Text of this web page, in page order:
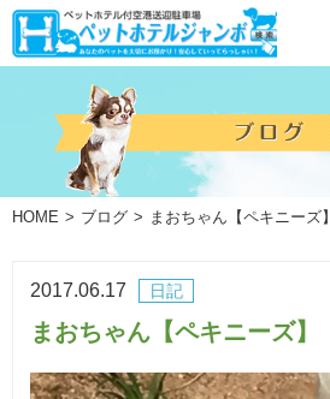
HOME ブログ まおちゃん【ペキニーズ】
日記
2017.06.17
まおちゃん【ペキニーズ】